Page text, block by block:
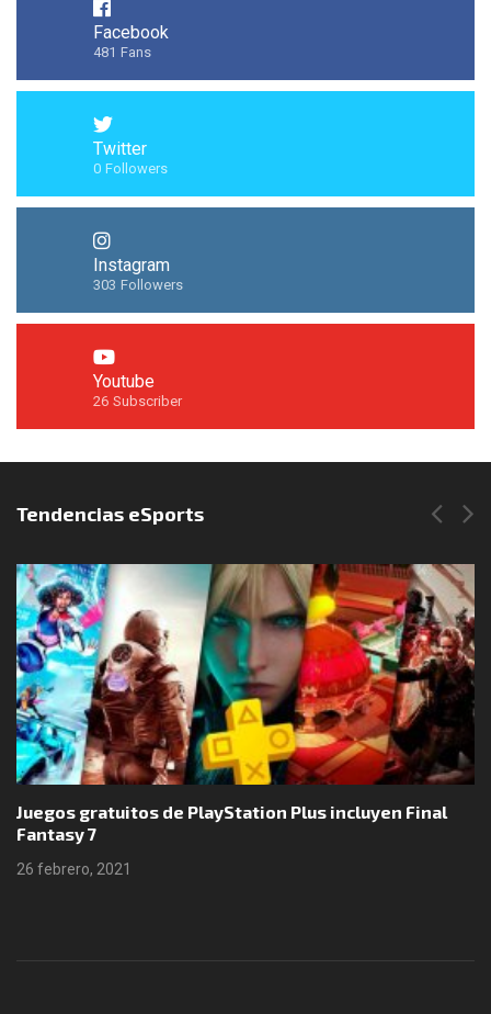
Facebook
481 Fans
Twitter
0 Followers
Instagram
303 Followers
Youtube
26 Subscriber
Síguenos en Instagram
Tendencias eSports
Juegos gratuitos de PlayStation Plus incluyen Final
Fantasy 7
26 febrero, 2021